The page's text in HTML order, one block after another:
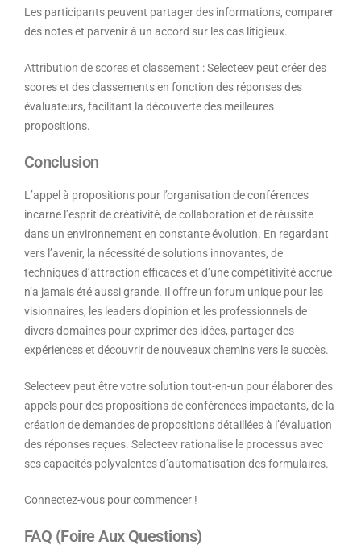
Les participants peuvent partager des informations, comparer
des notes et parvenir à un accord sur les cas litigieux.
Attribution de scores et classement : Selecteev peut créer des
scores et des classements en fonction des réponses des
évaluateurs, facilitant la découverte des meilleures
propositions.
Conclusion
L’appel à propositions pour l’organisation de conférences
incarne l’esprit de créativité, de collaboration et de réussite
dans un environnement en constante évolution. En regardant
vers l’avenir, la nécessité de solutions innovantes, de
techniques d’attraction efficaces et d’une compétitivité accrue
n’a jamais été aussi grande. Il offre un forum unique pour les
visionnaires, les leaders d’opinion et les professionnels de
divers domaines pour exprimer des idées, partager des
expériences et découvrir de nouveaux chemins vers le succès.
Selecteev peut être votre solution tout-en-un pour élaborer des
appels pour des propositions de conférences impactants, de la
création de demandes de propositions détaillées à l’évaluation
des réponses reçues. Selecteev rationalise le processus avec
ses capacités polyvalentes d’automatisation des formulaires.
Connectez-vous pour commencer !
FAQ (Foire Aux Questions)